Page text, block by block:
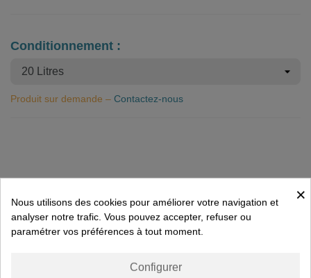
Conditionnement :
Produit sur demande – Contactez-nous
Détails du produit
×
Nous utilisons des cookies pour améliorer votre navigation et
analyser notre trafic. Vous pouvez accepter, refuser ou
paramétrer vos préférences à tout moment.
Configurer